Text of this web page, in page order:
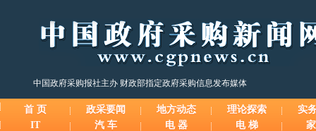
中国政府采购报社主办 财政部指定政府采购信息发布媒体
首 页 政采要闻 地方动态 理论探索
实
IT
汽 车 电 器 电 梯